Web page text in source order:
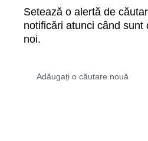
Setează o alertă de
notificări atunci când sunt
noi.